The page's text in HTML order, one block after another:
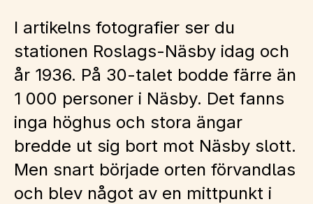
I artikelns fotografier ser du
stationen Roslags-Näsby idag och
år 1936. På 30-talet bodde färre än
1 000 personer i Näsby. Det fanns
inga höghus och stora ängar
bredde ut sig bort mot Näsby slott.
Men snart började orten förvandlas
och blev något av en mittpunkt i